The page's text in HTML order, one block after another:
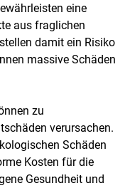
eine
aus fraglichen
damit ein Risiko
massive Schäden
zu
verursachen.
Schäden
Kosten für die
Gesundheit und